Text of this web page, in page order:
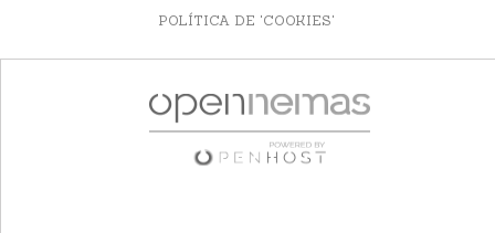
POLÍTICA DE 'COOKIES'